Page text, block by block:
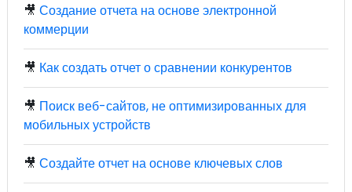
🎥 Создание отчета на основе электронной
коммерции
🎥 Как создать отчет о сравнении конкурентов
🎥 Поиск веб-сайтов, не оптимизированных для
мобильных устройств
🎥 Создайте отчет на основе ключевых слов